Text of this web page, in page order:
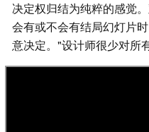
决定权归结为纯粹的感觉
会有或不会有结局幻灯片
意决定。"设计师很少对所